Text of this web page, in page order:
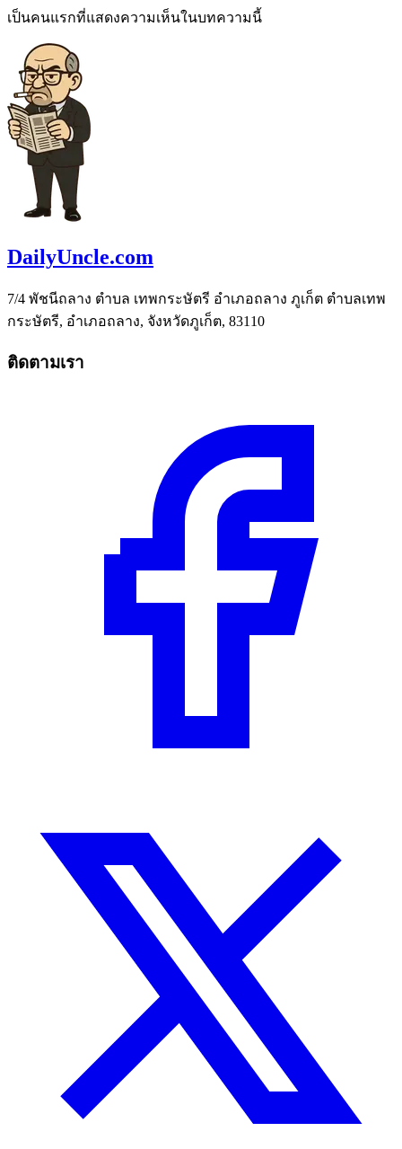
เป็นคนแรกที่แสดงความเห็นในบทความนี้
DailyUncle.com
7/4 พัชนีถลาง ตำบล เทพกระษัตรี อำเภอถลาง ภูเก็ต ตำบลเทพ
กระษัตรี, อำเภอถลาง, จังหวัดภูเก็ต, 83110
ติดตามเรา